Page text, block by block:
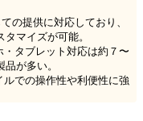
の提供に対応しており、
マイズが可能。
・タブレット対応は約７〜
が多い。
での操作性や利便性に強